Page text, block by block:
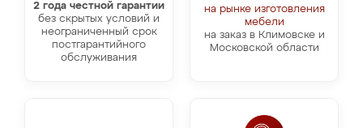
на рынке изготовления
мебели
на заказ в Климовске и
Московской области
2 года честной гарантии
без скрытых условий и
неограниченный срок
постгарантийного
обслуживания